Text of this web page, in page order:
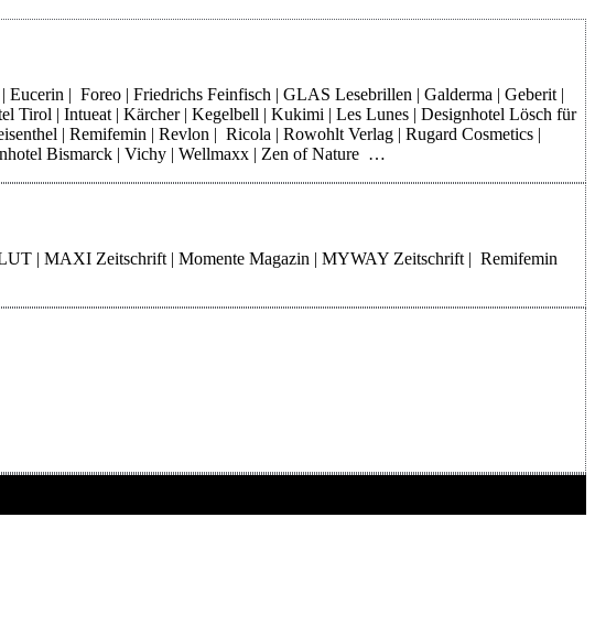
| Foreo | Friedrichs Feinfisch | GLAS Lesebrillen | Galderma | Geberit |
Tirol | Intueat | Kärcher | Kegelbell | Kukimi | Les Lunes | Designhotel Lösch für
| Remifemin | Revlon | Ricola | Rowohlt Verlag | Rugard Cosmetics |
Bismarck | Vichy | Wellmaxx | Zen of Nature …
| MAXI Zeitschrift | Momente Magazin | MYWAY Zeitschrift | Remifemin